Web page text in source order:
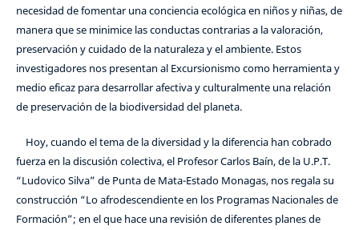
necesidad de fomentar una conciencia ecológica en niños y niñas, de
manera que se minimice las conductas contrarias a la valoración,
preservación y cuidado de la naturaleza y el ambiente. Estos
investigadores nos presentan al Excursionismo como herramienta y
medio eficaz para desarrollar afectiva y culturalmente una relación
de preservación de la biodiversidad del planeta.
Hoy, cuando el tema de la diversidad y la diferencia han cobrado
fuerza en la discusión colectiva, el Profesor Carlos Baín, de la U.P.T.
“Ludovico Silva” de Punta de Mata-Estado Monagas, nos regala su
construcción “Lo afrodescendiente en los Programas Nacionales de
Formación”; en el que hace una revisión de diferentes planes de